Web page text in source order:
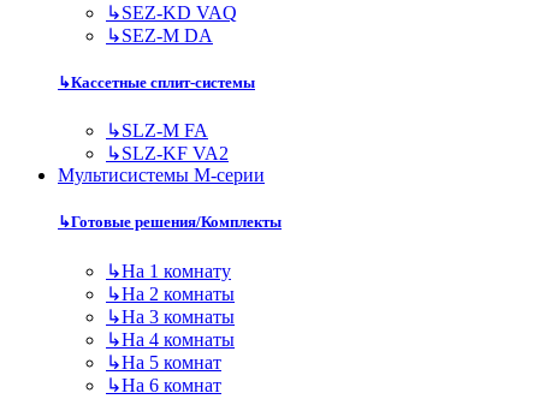
↳SEZ-KD VAQ
↳SEZ-M DA
↳Кассетные сплит-системы
↳SLZ-M FA
↳SLZ-KF VA2
Мультисистемы M-серии
↳Готовые решения/Комплекты
↳На 1 комнату
↳На 2 комнаты
↳На 3 комнаты
↳На 4 комнаты
↳На 5 комнат
↳На 6 комнат